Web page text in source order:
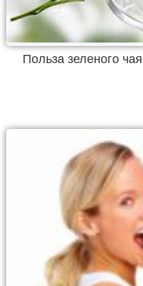
Польза зеленого